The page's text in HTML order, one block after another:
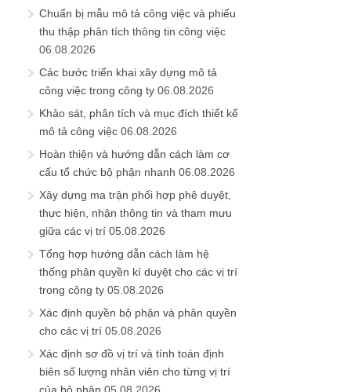
Chuẩn bị mẫu mô tả công việc và phiếu
thu thập phân tích thông tin công việc
06.08.2026
Các bước triển khai xây dựng mô tả
công việc trong công ty 06.08.2026
Khảo sát, phân tích và mục đích thiết kế
mô tả công việc 06.08.2026
Hoàn thiện và hướng dẫn cách làm cơ
cấu tổ chức bộ phận nhanh 06.08.2026
Xây dựng ma trận phối hợp phê duyệt,
thực hiện, nhận thông tin và tham mưu
giữa các vị trí 05.08.2026
Tổng hợp hướng dẫn cách làm hệ
thống phân quyền kí duyệt cho các vị trí
trong công ty 05.08.2026
Xác định quyền bộ phận và phân quyền
cho các vị trí 05.08.2026
Xác định sơ đồ vị trí và tính toán định
biên số lượng nhân viên cho từng vị trí
của bộ phận 05.08.2026